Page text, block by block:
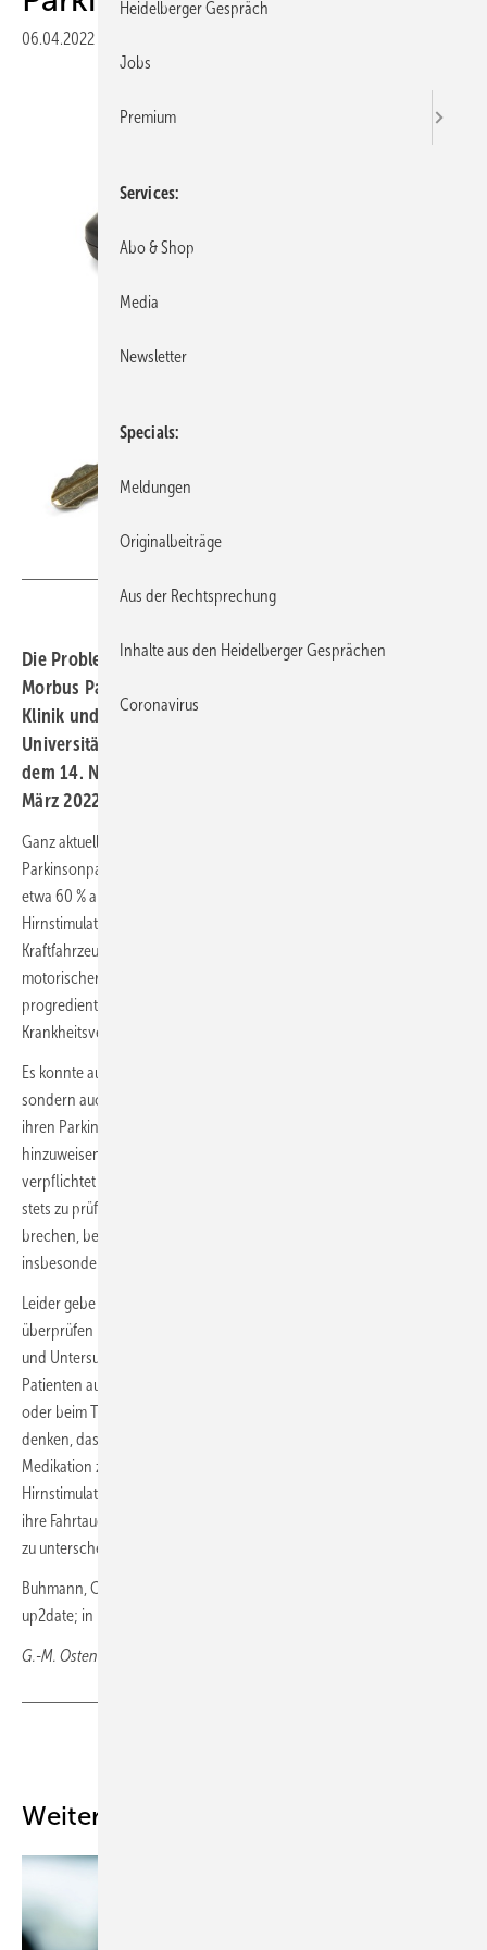
06.04.2022
Die Problematik der Fahrtauglichkeit von Patienten mit
Morbus Parkinson erörterte Heinz Reichmann von der
Klinik und Poliklinik für Neurologie am
Universitätsklinikum Carl Gustav Carus in Dresden auf
dem 14. Neurologie-Update-Seminar am 18. und 19.
März 2022 (Livestream).
Ganz aktuell weise Buhmann darauf hin, dass gerade
Parkinsonpatienten häufig auf ihr Fahrzeug angewiesen sind und dass
etwa 60 % aller Parkinsonpatienten sowie 50 % der Patienten mit tiefer
Hirnstimulation noch aktiv Auto fahren. Da das sichere Führen eines
Kraftfahrzeuges ein Zusammenspiel sensorisch perzeptiver,
motorischer und kognitiver Leistungen voraussetzt, sind diese bei der
progredient verlaufenden Parkinsonerkrankung nach Buhmann im
Krankheitsverlauf häufig beeinträchtigt.
Es konnte auch nachgewiesen werden, dass nicht nur die Patienten,
sondern auch die behandelnden Neurologen die Fahrkompetenz bei
ihren Parkinsonpatienten überschätzen. Es ist wichtig darauf
hinzuweisen, dass Neurologen medizinisch und gesetzlich
verpflichtet sind, ihre Patienten zu beraten und deren Fahrtauglichkeit
stets zu prüfen und bei Non-Compliance sogar die Schweigepflicht zu
brechen, betonte Reichmann. Dies gelte selbstverständlich
insbesondere für Busfahrer oder Taxifahrer.
Leider gebe es keine zuverlässigen Tests, die die Fahrtauglichkeit
überprüfen lassen, so dass der Neurologe auf seine eigene Erfahrung
und Untersuchungsergebnisse angewiesen sei und im Zweifel den
Patienten auffordern müsse, ein Probefahren mit einem Fahrlehrer
oder beim TÜV/DEKRA zu absolvieren. Es sei auch stets daran zu
denken, dass neben der Parkinsonerkrankung selbst auch deren
Medikation zur Fahruntauglichkeit führen könne. Patienten mit tiefer
Hirnstimulation benötigen allerdings keine besondere Aufklärung, da
ihre Fahrtauglichkeit sich nicht von der anderer Parkinsonpatienten
zu unterscheiden scheine.
Buhmann, C. (2022) Fahrtauglichkeit bei Parkinson. Neurologie
up2date; in Druck
G.-M. Ostendorf, Wiesbaden
Weitere Inhalte
Heidelberger Gespräch
Jobs
Premium
Services
Abo & Shop
Media
Newsletter
Specials
Meldungen
Originalbeiträge
Aus der Rechtsprechung
Inhalte aus den Heidelberger Gesprächen
Coronavirus